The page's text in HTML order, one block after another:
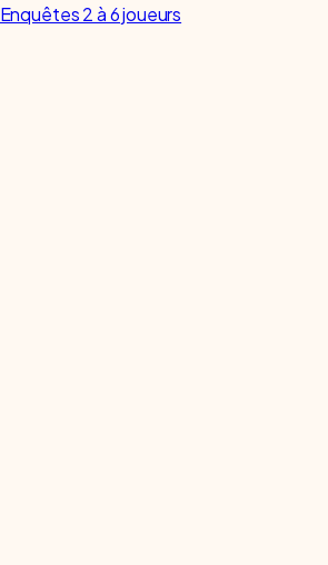
Enquêtes 2 à 6 joueurs